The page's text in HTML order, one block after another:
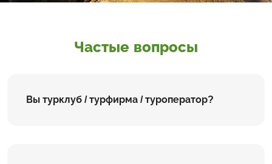
Частые вопросы
Вы турклуб / турфирма / туроператор?